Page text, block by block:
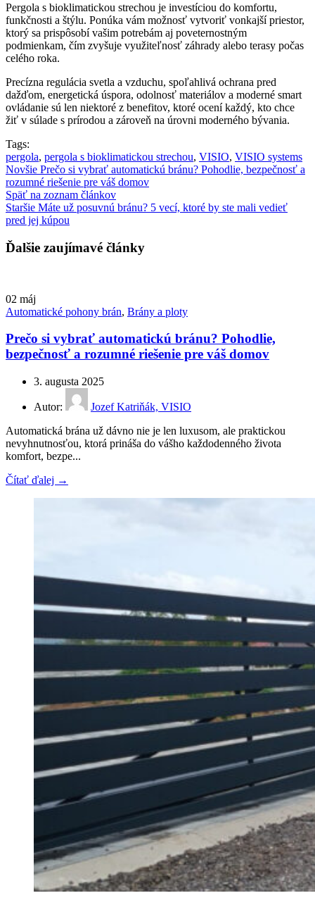
Pergola s bioklimatickou strechou je investíciou do komfortu,
funkčnosti a štýlu. Ponúka vám možnosť vytvoriť vonkajší priestor,
ktorý sa prispôsobí vašim potrebám aj poveternostným
podmienkam, čím zvyšuje využiteľnosť záhrady alebo terasy počas
celého roka.
Precízna regulácia svetla a vzduchu, spoľahlivá ochrana pred
dažďom, energetická úspora, odolnosť materiálov a moderné smart
ovládanie sú len niektoré z benefitov, ktoré ocení každý, kto chce
žiť v súlade s prírodou a zároveň na úrovni moderného bývania.
Tags:
pergola, pergola s bioklimatickou strechou, VISIO, VISIO systems
Novšie Prečo si vybrať automatickú bránu? Pohodlie, bezpečnosť a
rozumné riešenie pre váš domov
Späť na zoznam článkov
Staršie Máte už posuvnú bránu? 5 vecí, ktoré by ste mali vedieť
pred jej kúpou
Ďalšie zaujímavé články
02 máj
Automatické pohony brán, Brány a ploty
Prečo si vybrať automatickú bránu? Pohodlie,
bezpečnosť a rozumné riešenie pre váš domov
3. augusta 2025
Autor:
Jozef Katriňák, VISIO
Automatická brána už dávno nie je len luxusom, ale praktickou
nevyhnutnosťou, ktorá prináša do vášho každodenného života
komfort, bezpe...
Čítať ďalej →